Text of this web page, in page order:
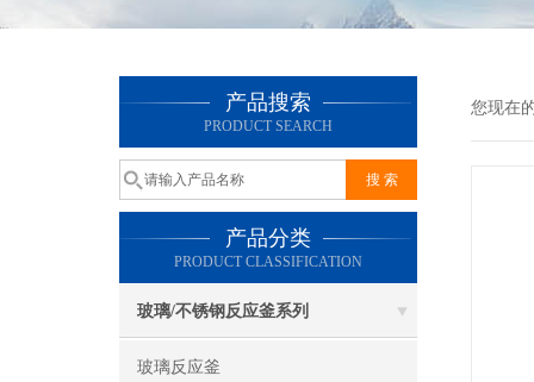
产品搜索
PRODUCT SEARCH
产品分类
PRODUCT CLASSIFICATION
玻璃/不锈钢反应釜系列
玻璃反应釜
您现在